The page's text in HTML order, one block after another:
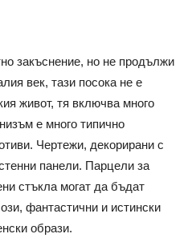
закъснение, но не продължи
век, тази посока не е
живот, тя включва много
е много типично
Чертежи, декорирани с
панели. Парцели за
стъкла могат да бъдат
фантастични и истински
образи.